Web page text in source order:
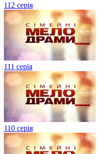
112 серія
111 серія
110 серія